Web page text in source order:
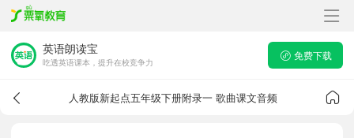
英语朗读宝
吃透英语课本，提升在校竞争力
免费下载
人教版新起点五年级下册附录一 歌曲课文音频